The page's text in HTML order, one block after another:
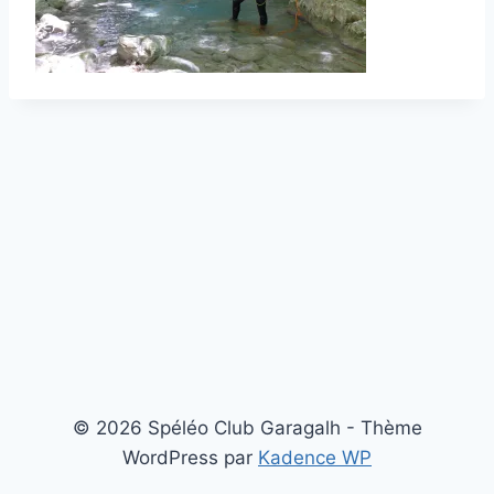
© 2026 Spéléo Club Garagalh - Thème
WordPress par Kadence WP